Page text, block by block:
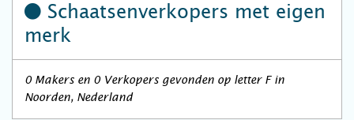
Schaatsenverkopers met eigen
merk
0 Makers en 0 Verkopers gevonden op letter F in
Noorden, Nederland